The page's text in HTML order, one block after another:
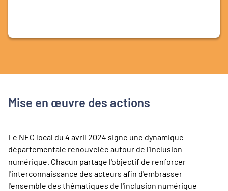
Mise en œuvre des actions
Le NEC local du 4 avril 2024 signe une dynamique
départementale renouvelée autour de l'inclusion
numérique. Chacun partage l'objectif de renforcer
l'interconnaissance des acteurs afin d'embrasser
l'ensemble des thématiques de l'inclusion numérique